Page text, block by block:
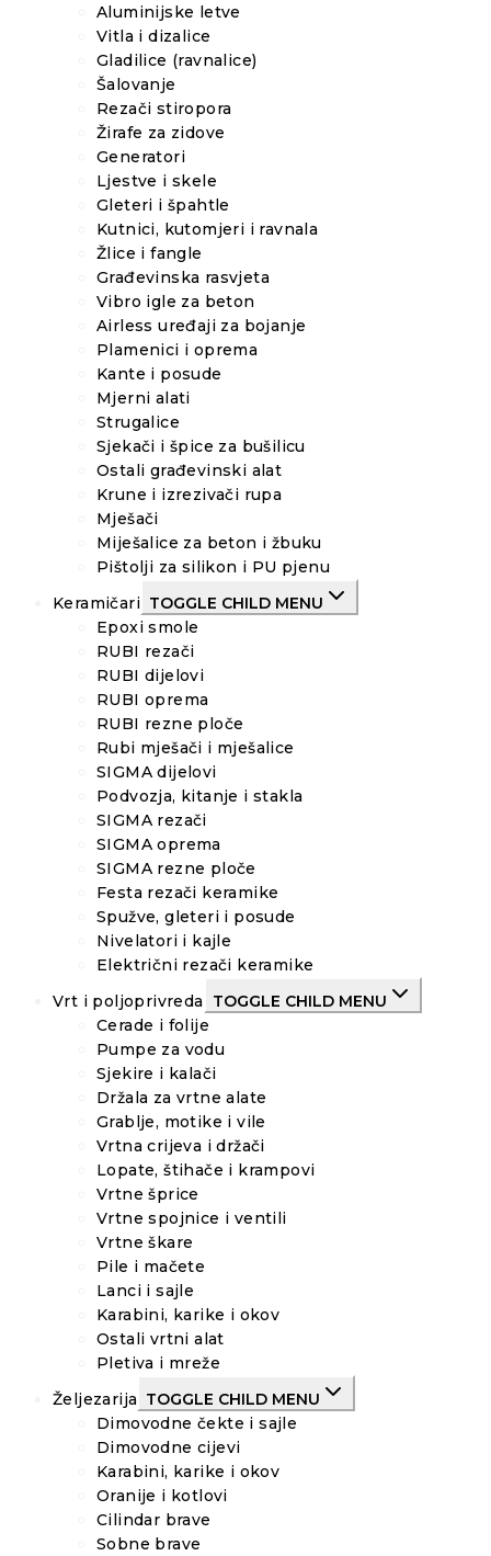
Aluminijske letve
Vitla i dizalice
Gladilice (ravnalice)
Šalovanje
Rezači stiropora
Žirafe za zidove
Generatori
Ljestve i skele
Gleteri i špahtle
Kutnici, kutomjeri i ravnala
Žlice i fangle
Građevinska rasvjeta
Vibro igle za beton
Airless uređaji za bojanje
Plamenici i oprema
Kante i posude
Mjerni alati
Strugalice
Sjekači i špice za bušilicu
Ostali građevinski alat
Krune i izrezivači rupa
Mješači
Miješalice za beton i žbuku
Pištolji za silikon i PU pjenu
Keramičari TOGGLE CHILD MENU
Epoxi smole
RUBI rezači
RUBI dijelovi
RUBI oprema
RUBI rezne ploče
Rubi mješači i mješalice
SIGMA dijelovi
Podvozja, kitanje i stakla
SIGMA rezači
SIGMA oprema
SIGMA rezne ploče
Festa rezači keramike
Spužve, gleteri i posude
Nivelatori i kajle
Električni rezači keramike
Vrt i poljoprivreda
TOGGLE CHILD MENU
Cerade i folije
Pumpe za vodu
Sjekire i kalači
Držala za vrtne alate
Grablje, motike i vile
Vrtna crijeva i držači
Lopate, štihače i krampovi
Vrtne šprice
Vrtne spojnice i ventili
Vrtne škare
Pile i mačete
Lanci i sajle
Karabini, karike i okov
Ostali vrtni alat
Pletiva i mreže
Željezarija TOGGLE CHILD MENU
Dimovodne čekte i sajle
Dimovodne cijevi
Karabini, karike i okov
Oranije i kotlovi
Cilindar brave
Sobne brave